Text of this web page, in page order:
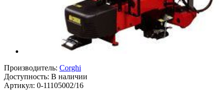
Производитель: Corghi
Доступность: В наличии
Артикул: 0-11105002/16